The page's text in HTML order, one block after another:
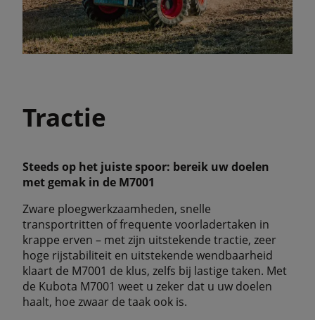
Tractie
Steeds op het juiste spoor: bereik uw doelen
met gemak in de M7001
Zware ploegwerkzaamheden, snelle
transportritten of frequente voorladertaken in
krappe erven – met zijn uitstekende tractie, zeer
hoge rijstabiliteit en uitstekende wendbaarheid
klaart de M7001 de klus, zelfs bij lastige taken. Met
de Kubota M7001 weet u zeker dat u uw doelen
haalt, hoe zwaar de taak ook is.